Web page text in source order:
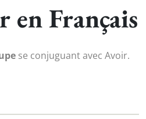
en Français
se conjuguant avec Avoir.